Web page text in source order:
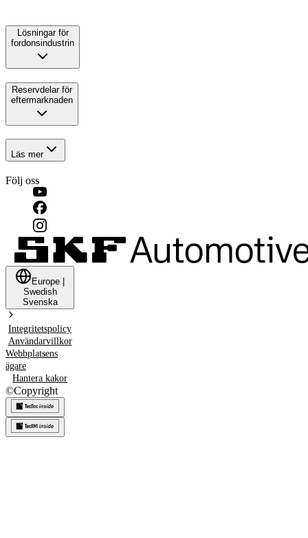
Lösningar för
fordonsindustrin
Reservdelar för
eftermarknaden
Läs mer
Följ oss
Europe
Swedish
Svenska
Integritetspolicy
Användarvillkor
Webbplatsens
ägare
Hantera kakor
©Copyright